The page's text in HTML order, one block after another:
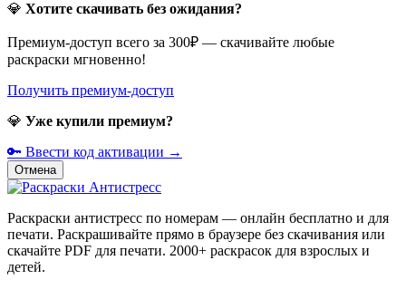
💎 Хотите скачивать без ожидания?
Премиум-доступ всего за 300₽ — скачивайте любые
раскраски мгновенно!
Получить премиум-доступ
💎 Уже купили премиум?
🔑 Ввести код активации →
Отмена
Раскраски антистресс по номерам — онлайн бесплатно и для
печати. Раскрашивайте прямо в браузере без скачивания или
скачайте PDF для печати. 2000+ раскрасок для взрослых и
детей.